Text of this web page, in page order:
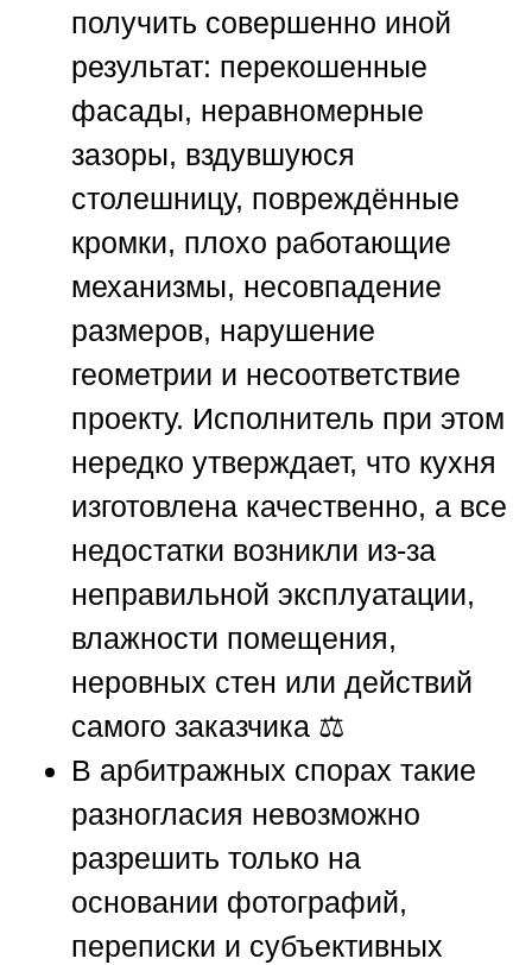
получить совершенно иной
результат: перекошенные
фасады, неравномерные
зазоры, вздувшуюся
столешницу, повреждённые
кромки, плохо работающие
механизмы, несовпадение
размеров, нарушение
геометрии и несоответствие
проекту. Исполнитель при этом
нередко утверждает, что кухня
изготовлена качественно, а все
недостатки возникли из-за
неправильной эксплуатации,
влажности помещения,
неровных стен или действий
самого заказчика ⚖️
В арбитражных спорах такие
разногласия невозможно
разрешить только на
основании фотографий,
переписки и субъективных